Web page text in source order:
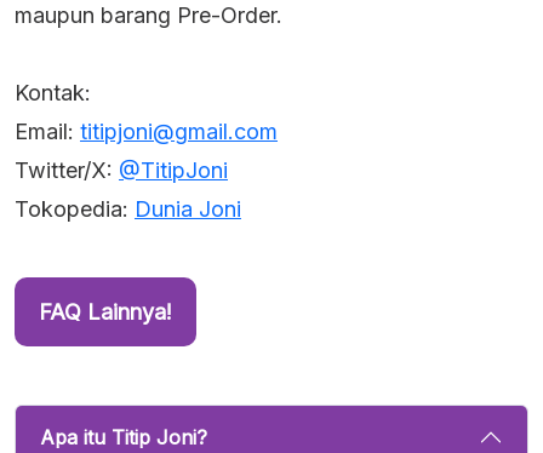
maupun barang Pre-Order.
Kontak:
Email: titipjoni@gmail.com
Twitter/X: @TitipJoni
Tokopedia: Dunia Joni
FAQ Lainnya!
Apa itu Titip Joni?